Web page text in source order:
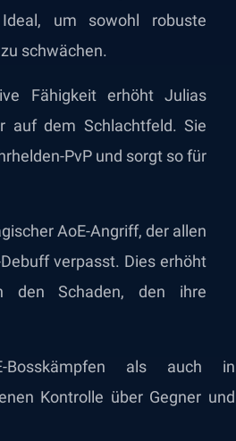
um sowohl robuste
schwächen.
Fähigkeit erhöht Julias
auf dem Schlachtfeld. Sie
PvP und sorgt so für
AoE-Angriff, der allen
verpasst. Dies erhöht
den Schaden, den ihre
als auch in
Kontrolle über Gegner und